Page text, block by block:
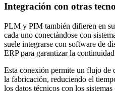
Integración con otras
PLM y PIM también difieren en
cada uno conectándose con
suele integrarse con software de
ERP para garantizar la
Esta conexión permite un flujo de
la fabricación, reduciendo el
los datos técnicos con los sistemas